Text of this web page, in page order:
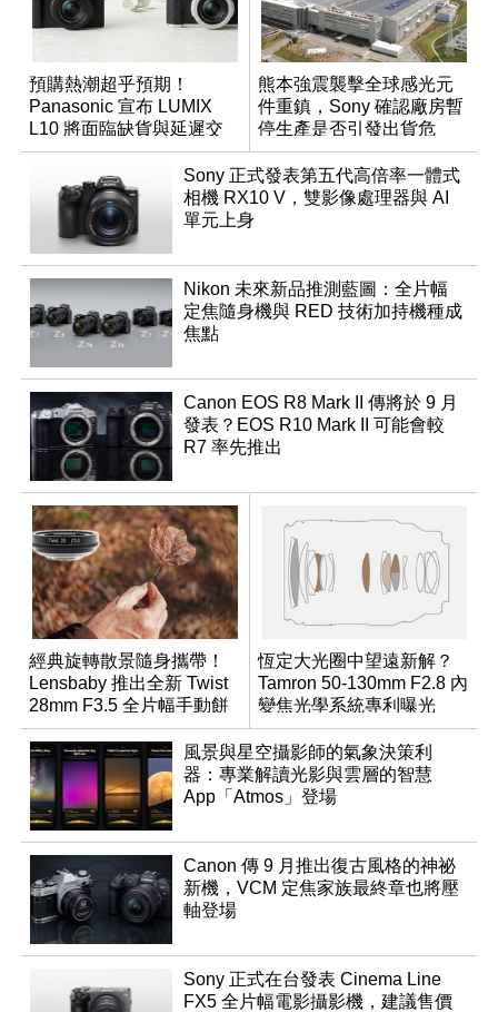
預購熱潮超乎預期！
Panasonic 宣布 LUMIX
L10 將面臨缺貨與延遲交
貨時間
熊本強震襲擊全球感光元
件重鎮，Sony 確認廠房暫
停生產是否引發出貨危
機？
Sony 正式發表第五代高倍率一體式
相機 RX10 V，雙影像處理器與 AI
單元上身
Nikon 未來新品推測藍圖：全片幅
定焦隨身機與 RED 技術加持機種成
焦點
Canon EOS R8 Mark II 傳將於 9 月
發表？EOS R10 Mark II 可能會較
R7 率先推出
經典旋轉散景隨身攜帶！
Lensbaby 推出全新 Twist
28mm F3.5 全片幅手動餅
乾鏡
恆定大光圈中望遠新解？
Tamron 50-130mm F2.8 內
變焦光學系統專利曝光
風景與星空攝影師的氣象決策利
器：專業解讀光影與雲層的智慧
App「Atmos」登場
Canon 傳 9 月推出復古風格的神祕
新機，VCM 定焦家族最終章也將壓
軸登場
Sony 正式在台發表 Cinema Line
FX5 全片幅電影攝影機，建議售價